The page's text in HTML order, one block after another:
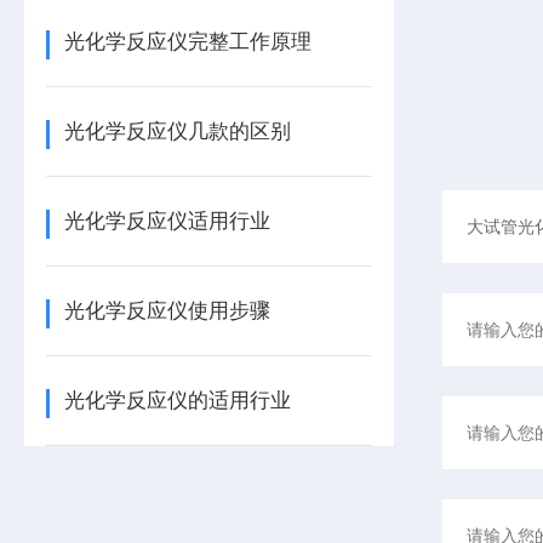
光化学反应仪完整工作原理
光化学反应仪几款的区别
光化学反应仪适用行业
光化学反应仪使用步骤
光化学反应仪的适用行业